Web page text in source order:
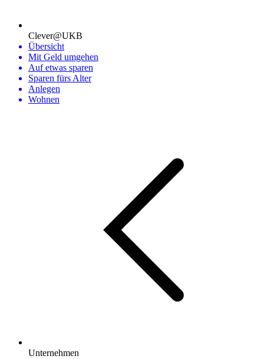
Clever@UKB
Übersicht
Mit Geld umgehen
Auf etwas sparen
Sparen fürs Alter
Anlegen
Wohnen
Unternehmen